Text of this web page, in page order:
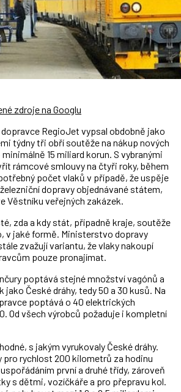
zdroje na Googlu
RegioJet vypsal obdobně jako
týdny tři obří soutěže na nákup nových
15 miliard korun. S vybranými
rámcové smlouvy na čtyři roky, během
počet vlaků v případě, že uspěje
dopravy objednávané státem,
Věstníku veřejných zakázek.
zda a kdy stát, případně kraje, soutěže
v jaké formě. Ministerstvo dopravy
zvažují variantu, že vlaky nakoupí
pouze pronajímat.
poptává stejné množství vagónů a
České dráhy, tedy 50 a 30 kusů. Na
poptává o 40 elektrických
Od všech výrobců požaduje i kompletní
s jakým vyrukovaly České dráhy.
pro rychlost 200 kilometrů za hodinu
první a druhé třídy, zároveň
s dětmi, vozíčkáře a pro přepravu kol.